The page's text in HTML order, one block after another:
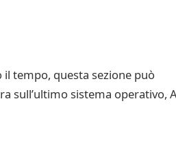
tempo, questa sezione può
sull’ultimo sistema operativo,